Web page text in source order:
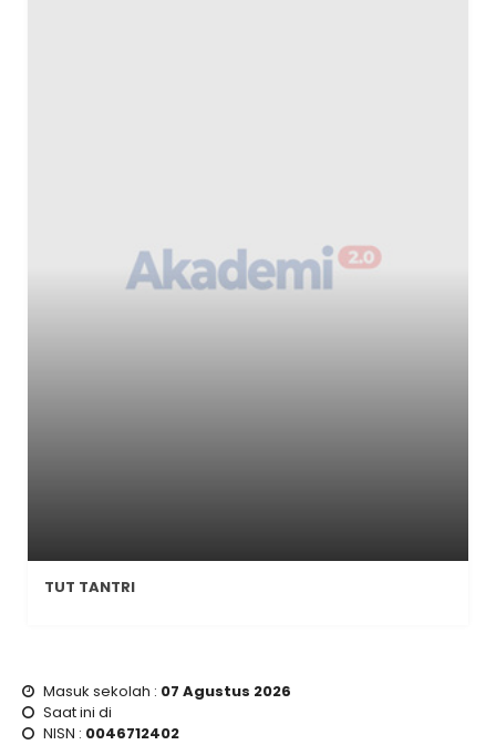
TUT TANTRI
Masuk sekolah : 07 Agustus 2026
Saat ini di
NISN : 0046712402